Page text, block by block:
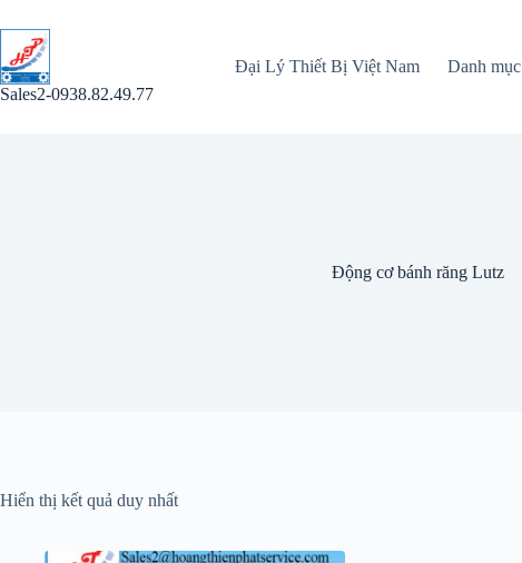
đến
phần
nội
dung
Sales2-0938.82.49.77
Đại Lý Thiết Bị Việt Nam Danh mục
Động cơ bánh răng Lutz
Hiển thị kết quả duy nhất